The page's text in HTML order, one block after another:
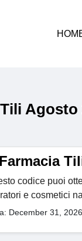
Agosto
codice puoi
e cosmetici
December 31, 2026